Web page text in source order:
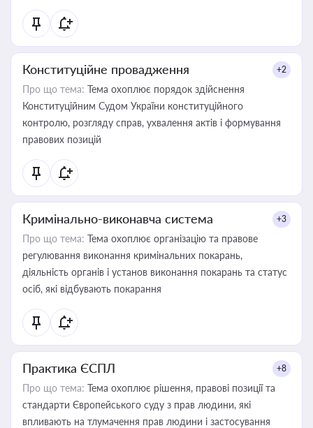
Конституційне провадження +2
Про що тема: Тема охоплює порядок здійснення
Конституційним Судом України конституційного
контролю, розгляду справ, ухвалення актів і формування
правових позицій
Кримінально-виконавча система +3
Про що тема: Тема охоплює організацію та правове
регулювання виконання кримінальних покарань,
діяльність органів і установ виконання покарань та статус
осіб, які відбувають покарання
Практика ЄСПЛ +8
Про що тема: Тема охоплює рішення, правові позиції та
стандарти Європейського суду з прав людини, які
впливають на тлумачення прав людини і застосування